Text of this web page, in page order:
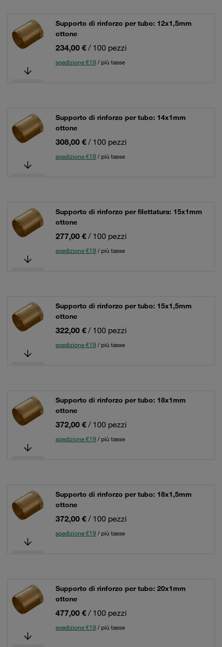
Supporto di rinforzo per tubo: 12x1,5mm
ottone
234,00 € / 100 pezzi
spedizione €19 / più tasse
Supporto di rinforzo per tubo: 14x1mm
ottone
308,00 € / 100 pezzi
spedizione €19 / più tasse
Supporto di rinforzo per filettatura: 15x1mm
ottone
277,00 € / 100 pezzi
spedizione €19 / più tasse
Supporto di rinforzo per tubo: 15x1,5mm
ottone
322,00 € / 100 pezzi
spedizione €19 / più tasse
Supporto di rinforzo per tubo: 18x1mm
ottone
372,00 € / 100 pezzi
spedizione €19 / più tasse
Supporto di rinforzo per tubo: 18x1,5mm
ottone
372,00 € / 100 pezzi
spedizione €19 / più tasse
Supporto di rinforzo per tubo: 20x1mm
ottone
477,00 € / 100 pezzi
spedizione €19 / più tasse